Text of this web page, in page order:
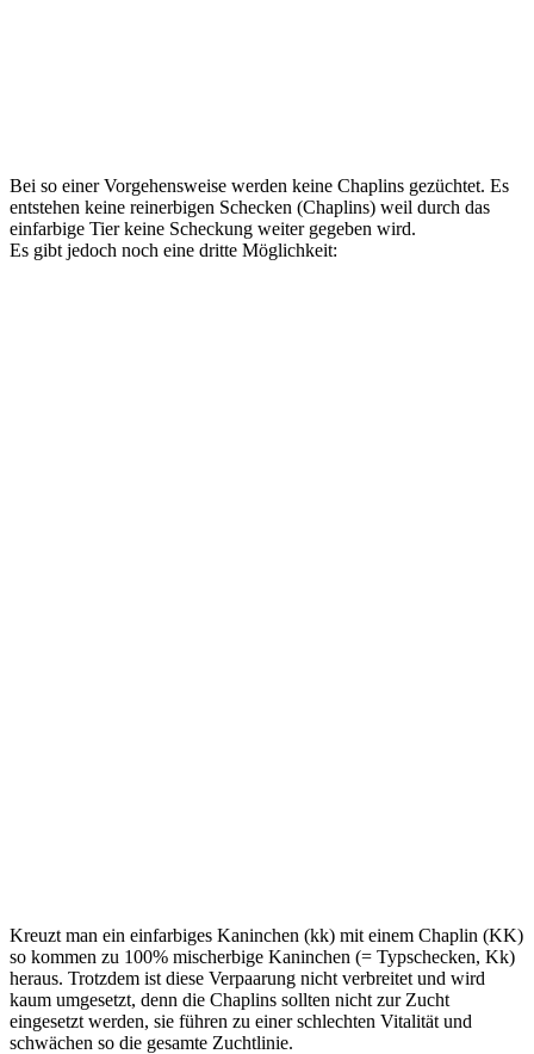
Bei so einer Vorgehensweise werden keine Chaplins gezüchtet. Es
entstehen keine reinerbigen Schecken (Chaplins) weil durch das
einfarbige Tier keine Scheckung weiter gegeben wird.
Es gibt jedoch noch eine dritte Möglichkeit:
Kreuzt man ein einfarbiges Kaninchen (kk) mit einem Chaplin (KK)
so kommen zu 100% mischerbige Kaninchen (= Typschecken, Kk)
heraus. Trotzdem ist diese Verpaarung nicht verbreitet und wird
kaum umgesetzt, denn die Chaplins sollten nicht zur Zucht
eingesetzt werden, sie führen zu einer schlechten Vitalität und
schwächen so die gesamte Zuchtlinie.